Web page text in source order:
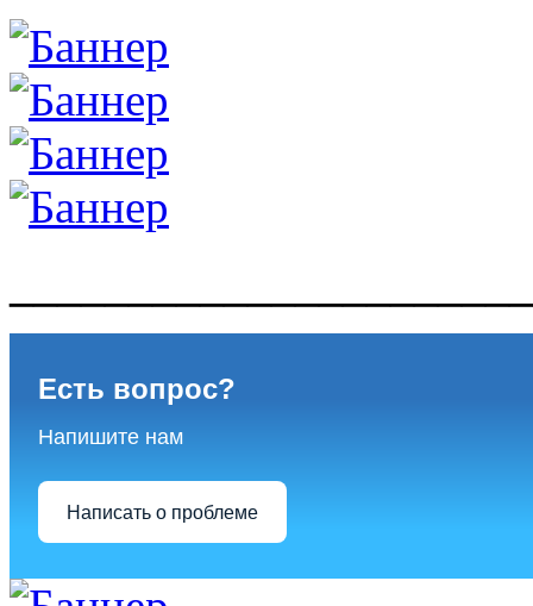
Есть вопрос?
Напишите нам
Написать о проблеме